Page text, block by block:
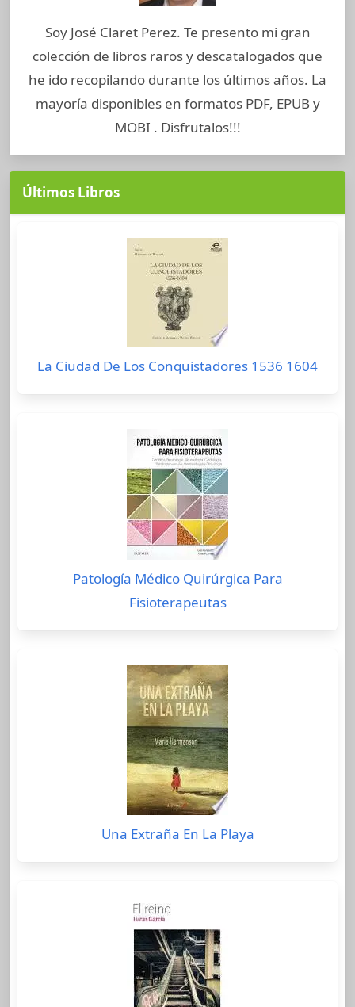
Soy José Claret Perez. Te presento mi gran
colección de libros raros y descatalogados que
he ido recopilando durante los últimos años. La
mayoría disponibles en formatos PDF, EPUB y
MOBI . Disfrutalos!!!
Últimos Libros
La Ciudad De Los Conquistadores 1536 1604
Patología Médico Quirúrgica Para
Fisioterapeutas
Una Extraña En La Playa